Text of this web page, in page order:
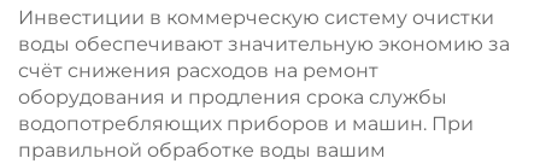
осмоса (RO),
двухступенчатая
система, 20 т/л, в
продаже
обратного осмоса для
муниципального
водоснабжения
Инвестиции в коммерческую систему очистки
воды обеспечивают значительную экономию за
счёт снижения расходов на ремонт
оборудования и продления срока службы
водопотребляющих приборов и машин. При
правильной обработке воды вашим